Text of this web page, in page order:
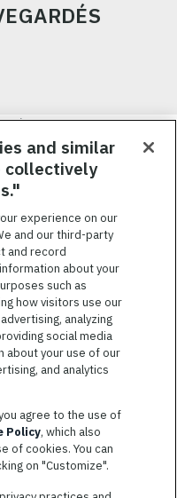
une main-d’œuvre
plus, nous croyons
décontractée aide nos
Nous donnons les moyens
leur couleur, leur religion,
statut d’ancien
les problèmes les plus
and similar
collectively
experience on our
and our third-party
and record
about your
such as
how visitors use our
analyzing
social media
about your use of our
and analytics
agree to the use of
Policy, which also
of cookies. You can
on "Customize".